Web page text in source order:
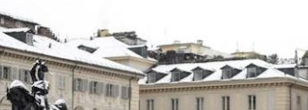
Boomer!